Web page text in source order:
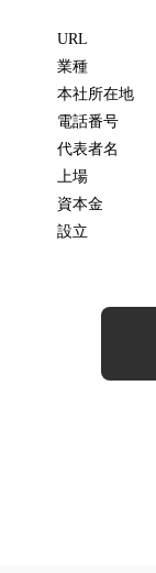
URL
業種
本社所在地
電話番号
代表者名
上場
資本金
設立